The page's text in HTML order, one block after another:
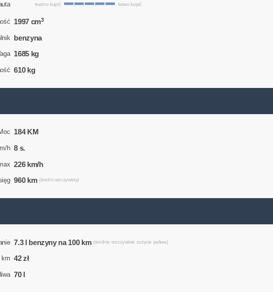
trudno kupić łatwo kupić
1997 cm3
benzyna
1685 kg
610 kg
184 KM
h 8 s.
226 km/h
960 km (średni rzeczywisty)
7.3 l benzyny na 100 km (średnie rzeczywiste zużycie paliwa)
km 42 zł
70 l